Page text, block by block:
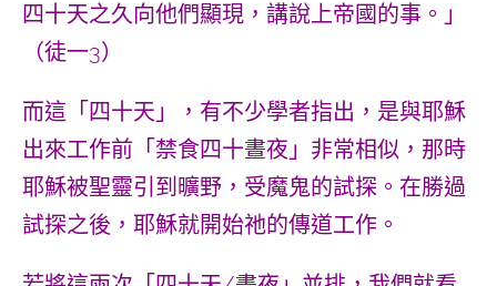
四十天之久向他們顯現， 講說上帝國的事 。」
（徒一3）
而這「四十天」，有不少學者指出，是與耶穌
出來工作前「禁食四十晝夜」非常相似，那時
耶穌被聖靈引到曠野，受魔鬼的試探。在勝過
試探之後，耶穌就開始祂的傳道工作。